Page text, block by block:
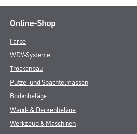
Online-Shop
Farbe
WDV-Systeme
Trockenbau
Putze- und Spachtelmassen
Bodenbeläge
Wand- & Deckenbeläge
Werkzeug & Maschinen